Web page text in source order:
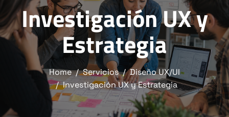
Investigación UX y
Estrategia
Home Servicios
Diseño UX/UI
Investigación UX y Estrategia